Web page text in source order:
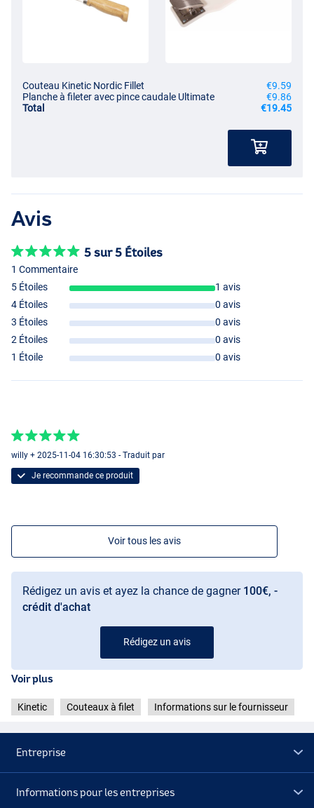
Couteau Kinetic Nordic Fillet
€9.59
Planche à fileter avec pince caudale Ultimate
€9.86
Total
€19.45
Avis
5 sur 5 Étoiles
1 Commentaire
5 Étoiles
1 avis
4 Étoiles
0 avis
3 Étoiles
0 avis
2 Étoiles
0 avis
1 Étoile
0 avis
willy + 2025-11-04 16:30:53 - Traduit par
Je recommande ce produit
Voir tous les avis
Rédigez un avis et ayez la chance de gagner 100€, -
crédit d'achat
Rédigez un avis
Voir plus
Kinetic Couteaux à filet Informations sur le fournisseur
Entreprise
Informations pour les entreprises